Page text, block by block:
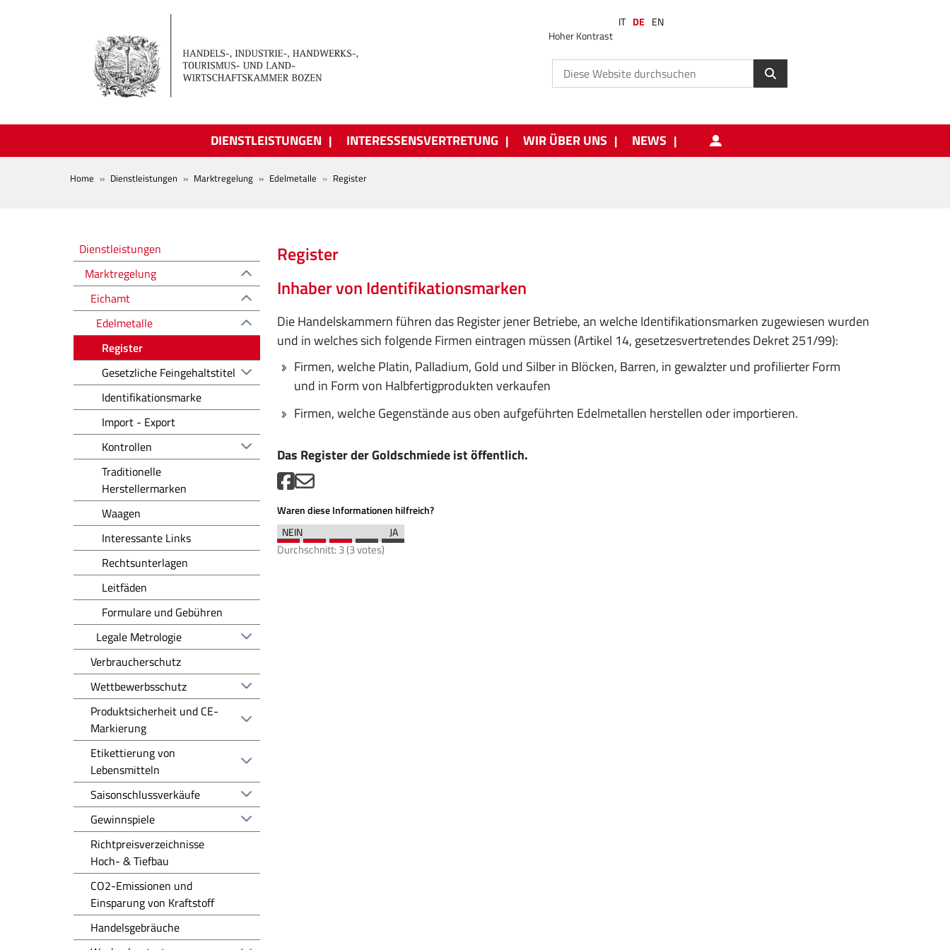
Hoher Kontrast
IT DE EN
DIENSTLEISTUNGEN INTERESSENSVERTRETUNG WIR ÜBER UNS NEWS
BREADCRUMB
Home Dienstleistungen Marktregelung Edelmetalle Register
Register
Inhaber von Identifikationsmarken
Die Handelskammern führen das Register jener Betriebe, an welche Identifikationsmarken zugewiesen wurden
und in welches sich folgende Firmen eintragen müssen (Artikel 14, gesetzesvertretendes Dekret 251/99):
Firmen, welche Platin, Palladium, Gold und Silber in Blöcken, Barren, in gewalzter und profilierter Form
und in Form von Halbfertigprodukten verkaufen
Firmen, welche Gegenstände aus oben aufgeführten Edelmetallen herstellen oder importieren.
Das Register der Goldschmiede ist öffentlich.
Waren diese Informationen hilfreich?
Durchschnitt:3(3votes)
Regolazione del mercato
Dienstleistungen
Marktregelung
Eichamt
Edelmetalle
Register
Gesetzliche Feingehaltstitel
Identifikationsmarke
Import - Export
Kontrollen
Traditionelle
Herstellermarken
Waagen
Interessante Links
Rechtsunterlagen
Leitfäden
Formulare und Gebühren
Legale Metrologie
Verbraucherschutz
Wettbewerbsschutz
Produktsicherheit und CE-
Markierung
Etikettierung von
Lebensmitteln
Saisonschlussverkäufe
Gewinnspiele
Richtpreisverzeichnisse
Hoch- & Tiefbau
CO2-Emissionen und
Einsparung von Kraftstoff
Handelsgebräuche